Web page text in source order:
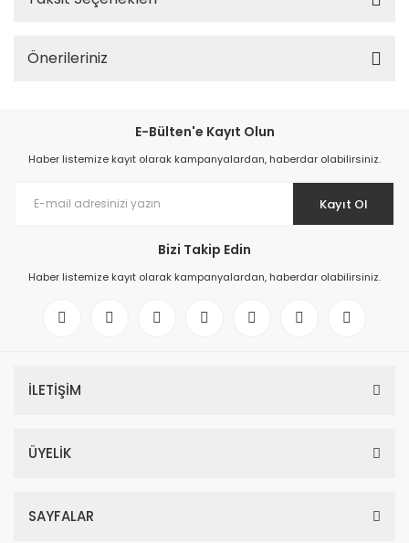
Önerileriniz
E-Bülten'e Kayıt Olun
Haber listemize kayıt olarak kampanyalardan, haberdar olabilirsiniz.
Kayıt Ol
Bizi Takip Edin
Haber listemize kayıt olarak kampanyalardan, haberdar olabilirsiniz.
İLETİŞİM
ÜYELİK
SAYFALAR